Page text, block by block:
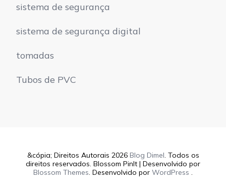
sistema de segurança
sistema de segurança digital
tomadas
Tubos de PVC
&cópia; Direitos Autorais 2026 Blog Dimel. Todos os
direitos reservados. Blossom PinIt | Desenvolvido por
Blossom Themes. Desenvolvido por WordPress .